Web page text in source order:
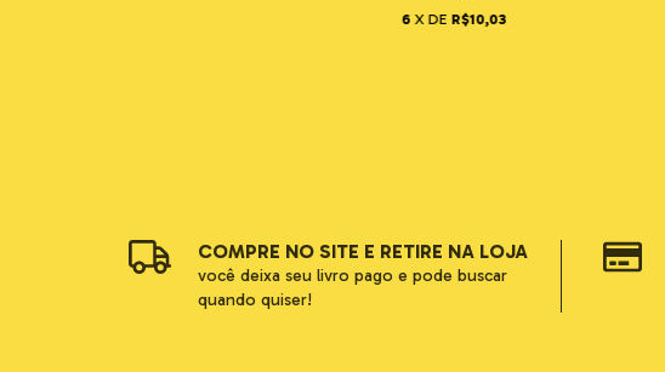
6 X DE R$10,03
COMPRE NO SITE E RETIRE NA LOJA
você deixa seu livro pago e pode buscar
quando quiser!